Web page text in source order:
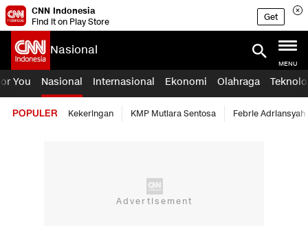
CNN Indonesia
Find it on Play Store
Get
Nasional
MENU
You Nasional Internasional Ekonomi Olahraga
POPULER Kekeringan KMP Mutiara Sentosa Febrie Adriansyah